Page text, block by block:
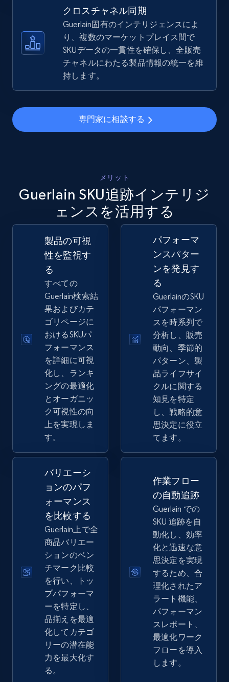
今すぐ始める
Amazon sellers info
Seller id, URL, Seller name, Description, Detailed
info, Stars, Feedbacks, Return policy, and more.
2.5K+ 378+ 今すぐ始める
URL, Product id, Title, Seller name, Seller rating,
Seller reviews, Breadcrumbs, Root category, and
more.
2.5K+ 359+ 今すぐ始める
eBay - Gather data on products using
specified keywords
URL, Product id, Title, Seller name, Seller rating,
Seller reviews, Breadcrumbs, Root category, and
more.
2.5K+ 359+
eBay - Collect products from shops on eBay
URL, Product id, Title, Seller name, Seller rating,
Seller reviews, Breadcrumbs, Root category, and
2.5K+ 359+
eBay - Collect records by category
URL, Product id, Title, Seller name, Seller rating,
Seller reviews, Breadcrumbs, Root category, and
2.5K+ 今すぐ始める
Google Shopping
URL, Product id, Title, Product description,
Rating, Reviews count, Images, Variations, and
クロスチャネル同期
Guerlain固有のインテリジェンスによ
り、複数のマーケットプレイス間で
SKUデータの一貫性を確保し、全販売
チャネルにわたる製品情報の統一を維
持します。
専門家に相談する
メリット
Guerlain SKU追跡インテリジ
ェンスを活用する
製品の可視
性を監視す
る
すべての
Guerlain検索結
果およびカテ
ゴリページに
おけるSKUパ
フォーマンス
を詳細に可視
化し、ランキ
ングの最適化
とオーガニッ
ク可視性の向
上を実現しま
す。
パフォーマ
ンスパター
ンを発見す
る
GuerlainのSKU
パフォーマン
スを時系列で
分析し、販売
動向、季節的
パターン、製
品ライフサイ
クルに関する
知見を特定
し、戦略的意
思決定に役立
てます。
バリエーシ
ョンのパフ
ォーマンス
を比較する
Guerlain上で全
商品バリエー
ションのベン
チマーク比較
を行い、トッ
プパフォーマ
ーを特定し、
品揃えを最適
化してカテゴ
リーの潜在能
力を最大化す
る。
作業フロー
の自動追跡
Guerlain での
SKU 追跡を自
動化し、効率
化と迅速な意
思決定を実現
するため、合
理化されたア
ラート機能、
パフォーマン
スレポート、
最適化ワーク
フローを導入
します。